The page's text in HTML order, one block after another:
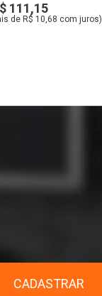
111,15
de R$ 10,68 com juros)
CADASTRAR